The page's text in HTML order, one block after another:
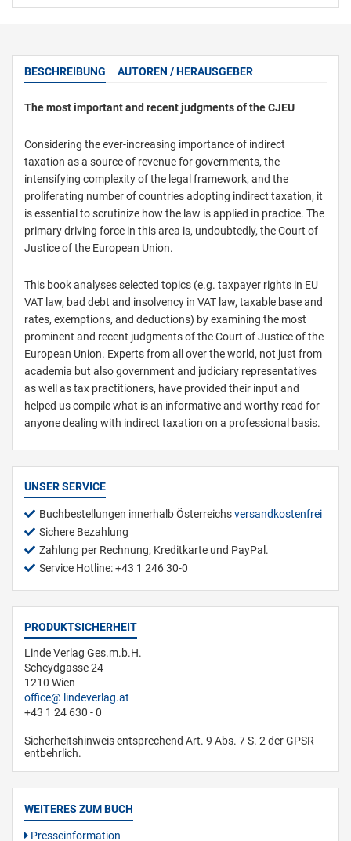
BESCHREIBUNG AUTOREN / HERAUSGEBER
The most important and recent judgments of the CJEU
Considering the ever-increasing importance of indirect
taxation as a source of revenue for governments, the
intensifying complexity of the legal framework, and the
proliferating number of countries adopting indirect taxation, it
is essential to scrutinize how the law is applied in practice. The
primary driving force in this area is, undoubtedly, the Court of
Justice of the European Union.
This book analyses selected topics (e.g. taxpayer rights in EU
VAT law, bad debt and insolvency in VAT law, taxable base and
rates, exemptions, and deductions) by examining the most
prominent and recent judgments of the Court of Justice of the
European Union. Experts from all over the world, not just from
academia but also government and judiciary representatives
as well as tax practitioners, have provided their input and
helped us compile what is an informative and worthy read for
anyone dealing with indirect taxation on a professional basis.
UNSER SERVICE
Buchbestellungen innerhalb Österreichsversandkostenfrei
Sichere Bezahlung
Zahlung per Rechnung, Kreditkarte und PayPal.
Service Hotline: +43 1 246 30-0
PRODUKTSICHERHEIT
Linde Verlag Ges.m.b.H.
Scheydgasse 24
1210 Wien
office
lindeverlag.at
+43 1 24 630 - 0
Sicherheitshinweis entsprechend Art. 9 Abs. 7 S. 2 der GPSR
entbehrlich.
WEITERES ZUM BUCH
Presseinformation